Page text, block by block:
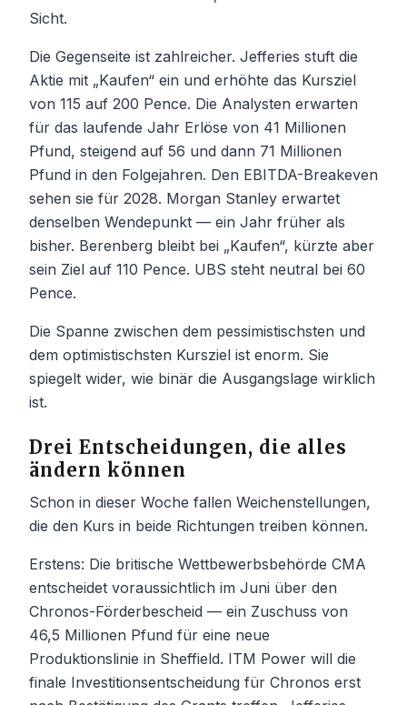
Sicht.
Die Gegenseite ist zahlreicher. Jefferies stuft die
Aktie mit „Kaufen“ ein und erhöhte das Kursziel
von 115 auf 200 Pence. Die Analysten erwarten
für das laufende Jahr Erlöse von 41 Millionen
Pfund, steigend auf 56 und dann 71 Millionen
Pfund in den Folgejahren. Den EBITDA-Breakeven
sehen sie für 2028. Morgan Stanley erwartet
denselben Wendepunkt — ein Jahr früher als
bisher. Berenberg bleibt bei „Kaufen“, kürzte aber
sein Ziel auf 110 Pence. UBS steht neutral bei 60
Pence.
Die Spanne zwischen dem pessimistischsten und
dem optimistischsten Kursziel ist enorm. Sie
spiegelt wider, wie binär die Ausgangslage wirklich
ist.
Drei Entscheidungen, die alles
ändern können
Schon in dieser Woche fallen Weichenstellungen,
die den Kurs in beide Richtungen treiben können.
Erstens: Die britische Wettbewerbsbehörde CMA
entscheidet voraussichtlich im Juni über den
Chronos-Förderbescheid — ein Zuschuss von
46,5 Millionen Pfund für eine neue
Produktionslinie in Sheffield. ITM Power will die
finale Investitionsentscheidung für Chronos erst